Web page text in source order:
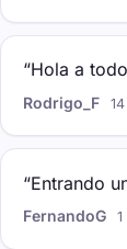
“Hola a
Rodrigo_F
“Entrando
FernandoG